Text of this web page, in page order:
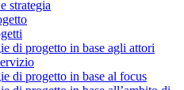
strategia
di progetto in base agli attori
di progetto in base al focus